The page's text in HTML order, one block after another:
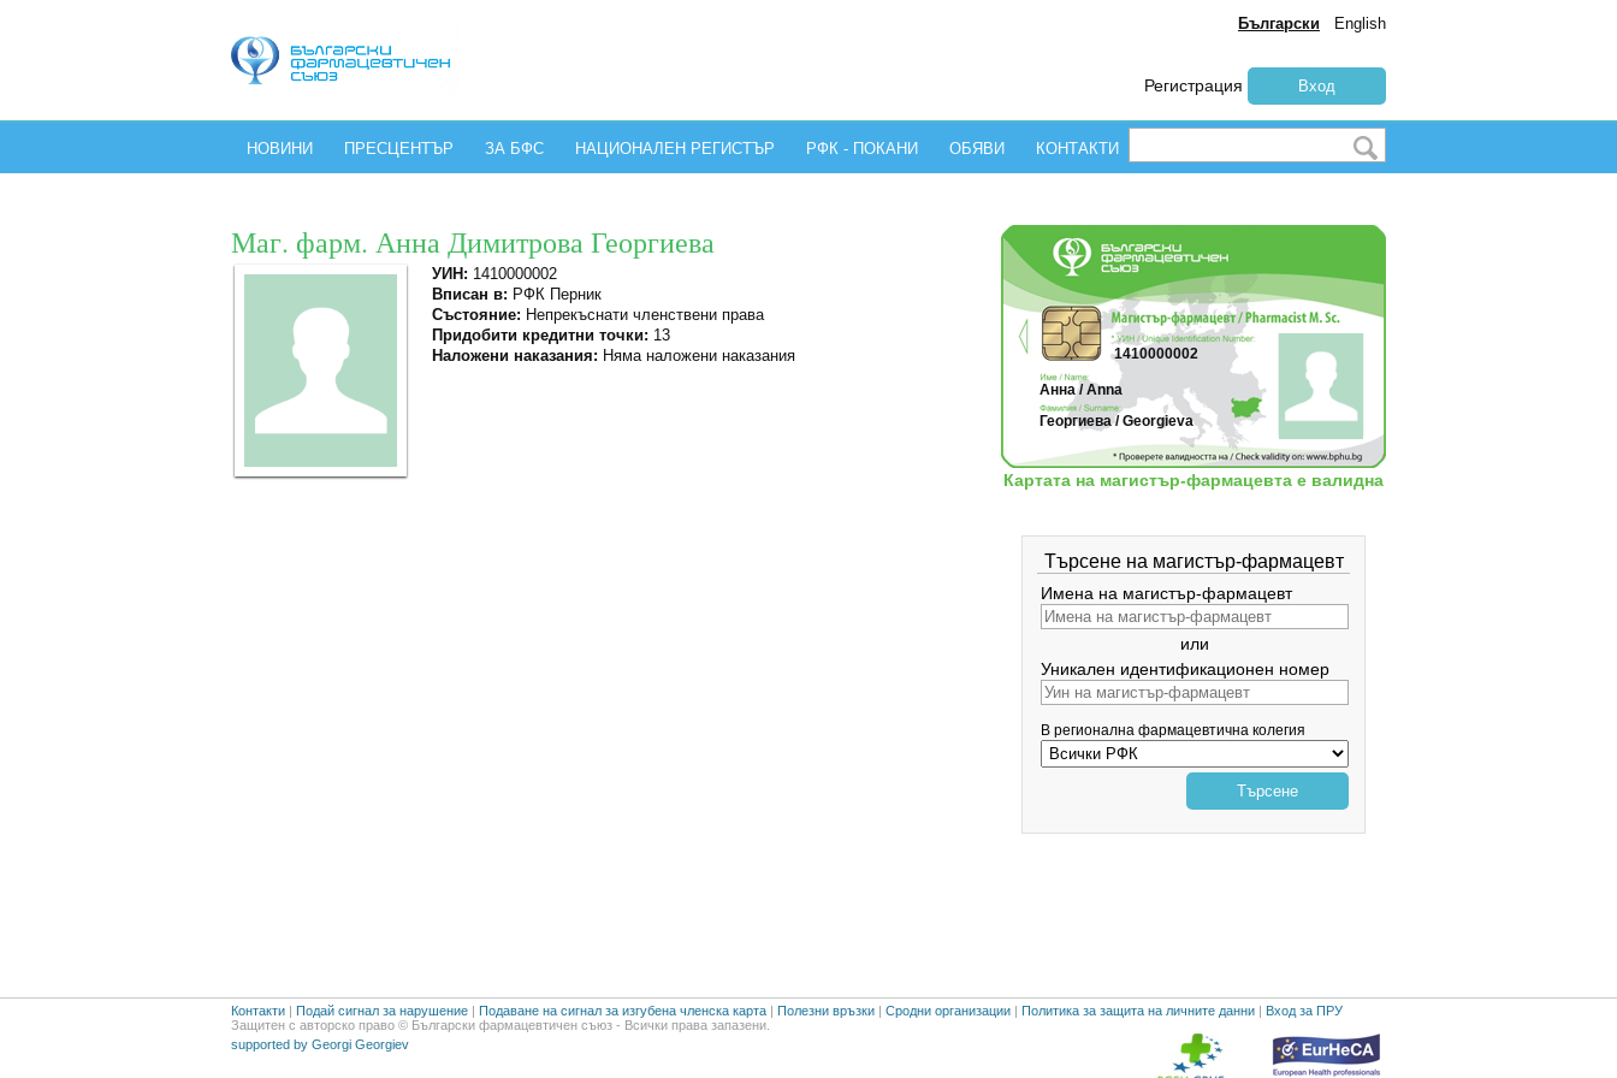
Български English
Регистрация Вход
НОВИНИ ПРЕСЦЕНТЪР ЗА БФС НАЦИОНАЛЕН РЕГИСТЪР РФК - ПОКАНИ ОБЯВИ КОНТАКТИ
Маг. фарм. Анна Димитрова Георгиева
УИН: 1410000002
Вписан в: РФК Перник
Състояние: Непрекъснати членствени права
Придобити кредитни точки: 13
Наложени наказания: Няма наложени наказания 1410000002
Анна / Anna
Георгиева / Georgieva
Картата на магистър-фармацевта е валидна
Търсене на магистър-фармацевт
Имена на магистър-фармацевт
или
Уникален идентификационен номер
В регионална фармацевтична колегия
Търсене
Контакти | Подай сигнал за нарушение | Подаване на сигнал за изгубена членска карта | Полезни връзки | Сродни организации | Политика за защита на личните данни | Вход за ПРУ
Защитен с авторско право © Български фармацевтичен съюз - Всички права запазени.
supported by Georgi Georgiev